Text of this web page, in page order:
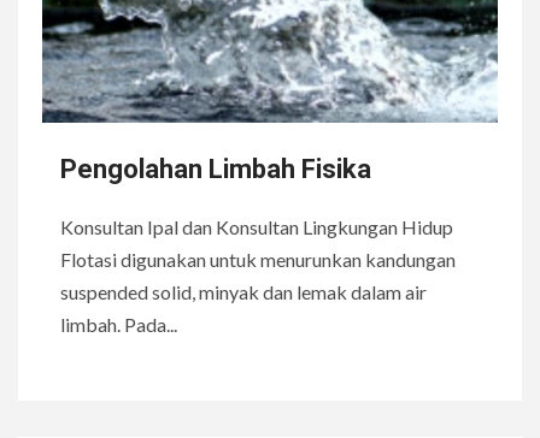
Pengolahan Limbah Fisika
Konsultan Ipal dan Konsultan Lingkungan Hidup
Flotasi digunakan untuk menurunkan kandungan
suspended solid, minyak dan lemak dalam air
limbah. Pada...